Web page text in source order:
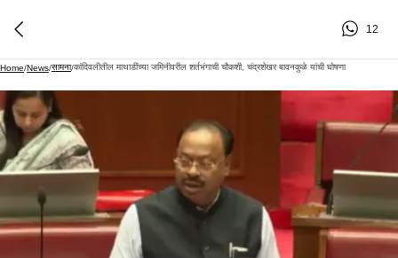
12
Home/News/सामना/कांदिवलीतील माथाडींच्या जमिनीवरील शर्तभंगाची चौकशी, चंद्रशेखर बावनकुळे यांची घोषणा